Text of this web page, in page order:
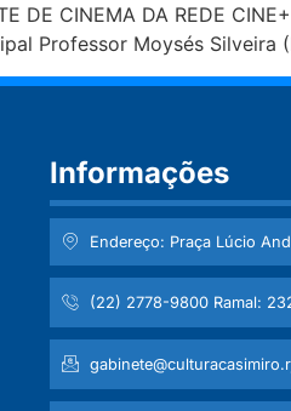
DE CINEMA DA REDE
Professor Moysés
Informações
Endereço: Praça Lúcio
(22) 2778-9800 Ramal: